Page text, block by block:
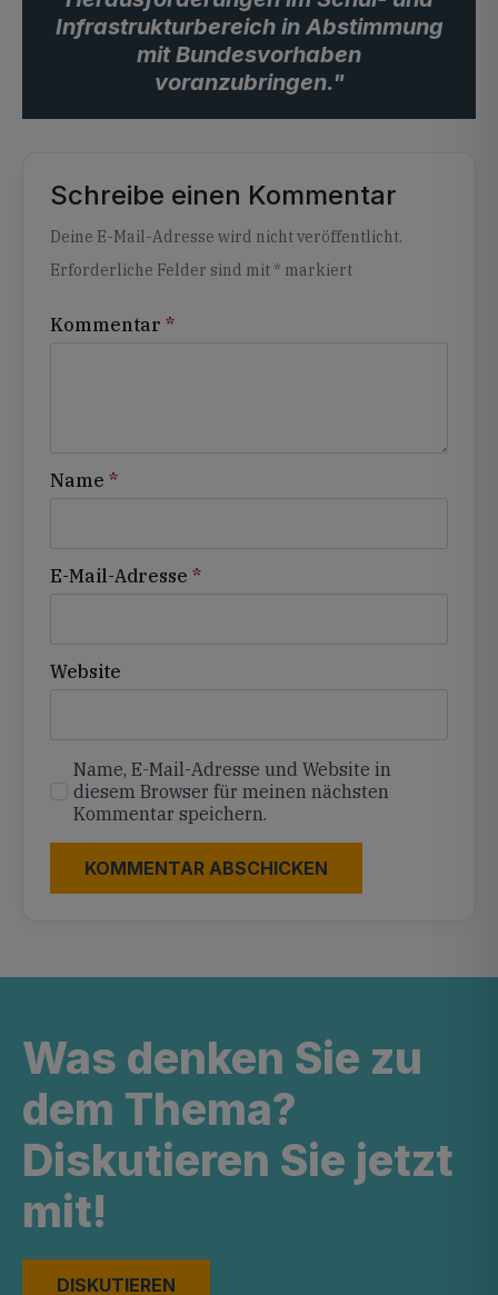
Infrastrukturbereich in Abstimmung
mit Bundesvorhaben
voranzubringen."
Schreibe einen Kommentar
Deine E-Mail-Adresse wird nicht veröffentlicht.
Erforderliche Felder sind mit * markiert
Kommentar *
Name *
E-Mail-Adresse *
Website
Name, E-Mail-Adresse und Website in
diesem Browser für meinen nächsten
Kommentar speichern.
Alternative:
Was denken Sie zu
dem Thema?
Diskutieren Sie jetzt
mit!
DISKUTIEREN